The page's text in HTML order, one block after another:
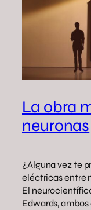
La obra
neuronas
¿Alguna vez te
eléctricas entre
El
Edwards,